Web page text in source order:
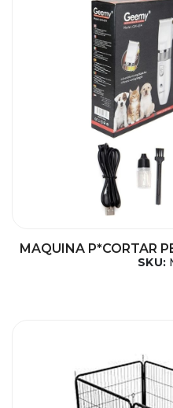
MAQUINA P*CORTAR
SKU: